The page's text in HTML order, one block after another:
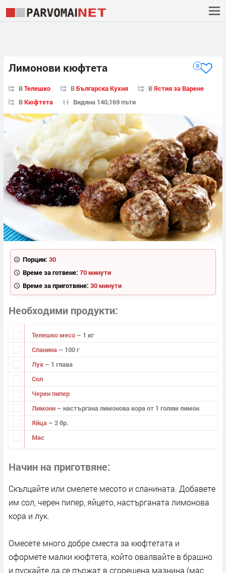
Лимонови кюфтета 0
ВТелешко ВБългарска Кухня ВЯстия за Варене
ВКюфтета Видяна 140,169 пъти
Порции: 30
Време за готвене: 70 минути
Време за приготвяне: 30 минути
Необходими продукти
Телешко месо – 1 кг
Сланина – 100 г
Лук – 1 глава
Сол
Черен пипер
Лимони – настъргана лимонова кора от 1 голям лимон
Яйца – 2 бр.
Мас
Начин на приготвяне
Скълцайте или смелете месото и сланината. Добавете
им сол, черен пипер, яйцето, настърганата лимонова
кора и лук.
Омесете много добре сместа за кюфтетата и
оформете малки кюфтета, който овалвайте в брашно
и пускайте да се пържат в сгорещена мазнина (мас